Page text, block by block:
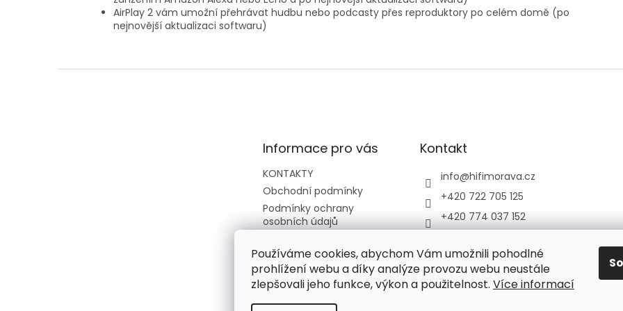
Používáme cookies, abychom Vám umožnili pohodlné
prohlížení webu a díky analýze provozu webu neustále
zlepšovali jeho funkce, výkon a použitelnost. Více informací
AirPlay 2 vám umožní přehrávat hudbu nebo podcasty přes reproduktory po celém domě (po
nejnovější aktualizaci softwaru)
Informace pro vás
KONTAKTY
Obchodní podmínky
Podmínky ochrany
osobních údajů
elektrozařízení
CENÍKY
Kontakt
info@hifimorava.cz
+420 722 705 125
+420 774 037 152